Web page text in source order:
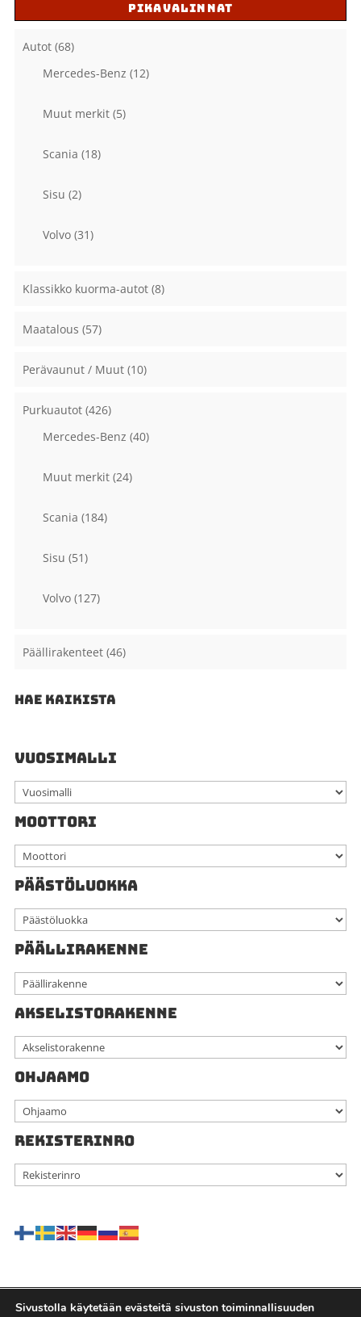
PIKAVALINNAT
Autot (68)
Mercedes-Benz (12)
Muut merkit (5)
Scania (18)
Sisu (2)
Volvo (31)
Klassikko kuorma-autot (8)
Maatalous (57)
Perävaunut / Muut (10)
Purkuautot (426)
Mercedes-Benz (40)
Muut merkit (24)
Scania (184)
Sisu (51)
Volvo (127)
Päällirakenteet (46)
HAE KAIKISTA
VUOSIMALLI
MOOTTORI
PÄÄSTÖLUOKKA
PÄÄLLIRAKENNE
AKSELISTORAKENNE
OHJAAMO
REKISTERINRO
Sivustolla käytetään evästeitä sivuston toiminnallisuuden